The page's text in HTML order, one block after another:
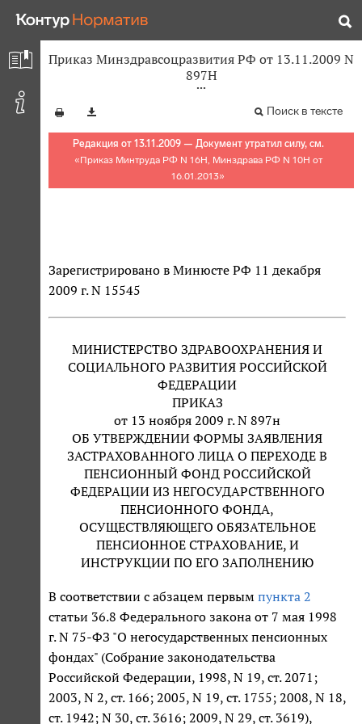
Приказ Минздравсоцразвития РФ от 13.11.2009 N
897Н
Поиск в тексте
Редакция от 13.11.2009 — Документ утратил силу, см.
«Приказ Минтруда РФ N 16Н, Минздрава РФ N 10Н от
16.01.2013»
Зарегистрировано в Минюсте РФ 11 декабря
2009 г. N 15545
МИНИСТЕРСТВО ЗДРАВООХРАНЕНИЯ И
СОЦИАЛЬНОГО РАЗВИТИЯ РОССИЙСКОЙ
ФЕДЕРАЦИИ
ПРИКАЗ
от 13 ноября 2009 г. N 897н
ОБ УТВЕРЖДЕНИИ ФОРМЫ ЗАЯВЛЕНИЯ
ЗАСТРАХОВАННОГО ЛИЦА О ПЕРЕХОДЕ В
ПЕНСИОННЫЙ ФОНД РОССИЙСКОЙ
ФЕДЕРАЦИИ ИЗ НЕГОСУДАРСТВЕННОГО
ПЕНСИОННОГО ФОНДА,
ОСУЩЕСТВЛЯЮЩЕГО ОБЯЗАТЕЛЬНОЕ
ПЕНСИОННОЕ СТРАХОВАНИЕ, И
ИНСТРУКЦИИ ПО ЕГО ЗАПОЛНЕНИЮ
В соответствии с абзацем первым пункта 2
статьи 36.8 Федерального закона от 7 мая 1998
г. N 75-ФЗ "О негосударственных пенсионных
фондах" (Собрание законодательства
Российской Федерации, 1998, N 19, ст. 2071;
2003, N 2, ст. 166; 2005, N 19, ст. 1755; 2008, N 18,
ст. 1942; N 30, ст. 3616; 2009, N 29, ст. 3619),